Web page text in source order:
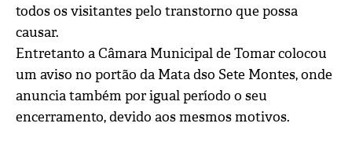
todos os visitantes pelo transtorno que possa
causar.
Entretanto a Câmara Municipal de Tomar colocou
um aviso no portão da Mata dso Sete Montes, onde
anuncia também por igual período o seu
encerramento, devido aos mesmos motivos.